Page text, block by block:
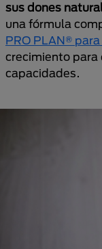
sus dones
una fórmula
PRO PLAN®
crecimiento para
capacidades.